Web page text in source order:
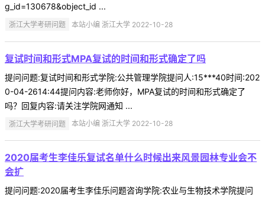
g_id=130678&object_id ...
浙江大学考研问题 本站小编 浙江大学 2022-10-28
复试时间和形式MPA复试的时间和形式确定了吗
提问问题:复试时间和形式学院:公共管理学院提问人:15***40时间:202
0-04-2614:44提问内容:老师你好，MPA复试的时间和形式确定了
吗？回复内容:请关注学院网通知 ...
浙江大学考研问题 本站小编 浙江大学 2022-10-28
2020届考生李佳乐复试名单什么时候出来风景园林专业会不
会扩
提问问题:2020届考生李佳乐问题咨询学院:农业与生物技术学院提问